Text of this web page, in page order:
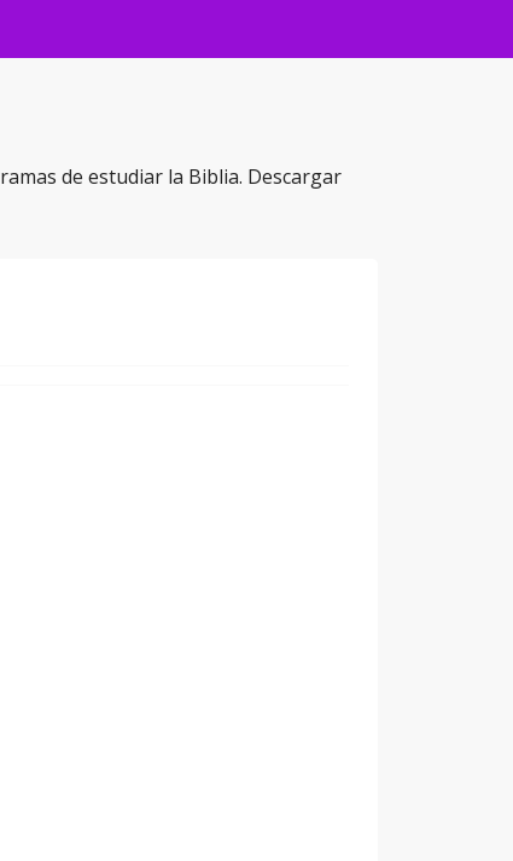
de estudiar la Biblia. Descargar